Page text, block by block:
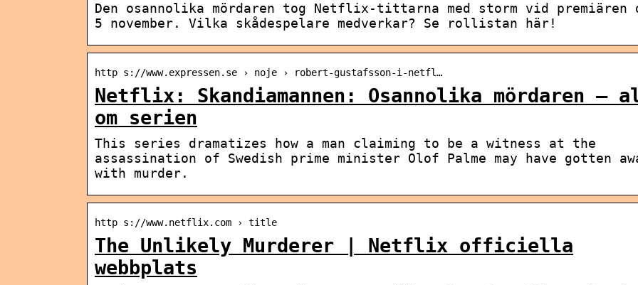
Den osannolika mördaren tog Netflix-tittarna med storm vid premiären
5 november. Vilka skådespelare medverkar? Se rollistan här!
http s://www.expressen.se › noje › robert-gustafsson-i-netfl…
Netflix: Skandiamannen: Osannolika mördaren –
om serien
This series dramatizes how a man claiming to be a witness at the
assassination of Swedish prime minister Olof Palme may have gotten
with murder.
http s://www.netflix.com › title
The Unlikely Murderer | Netflix officiella
webbplats